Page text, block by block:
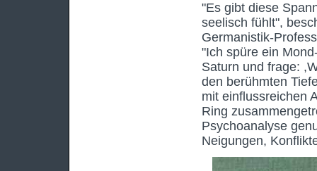
"Es gibt diese
seelisch fühlt",
Germanistik-
"Ich spüre ein
Saturn und frage:
den berühmten
mit einflussreichen
Ring
Psychoanalyse
Neigungen,